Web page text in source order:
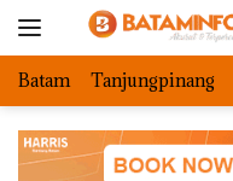
Batam Tanjungpinang